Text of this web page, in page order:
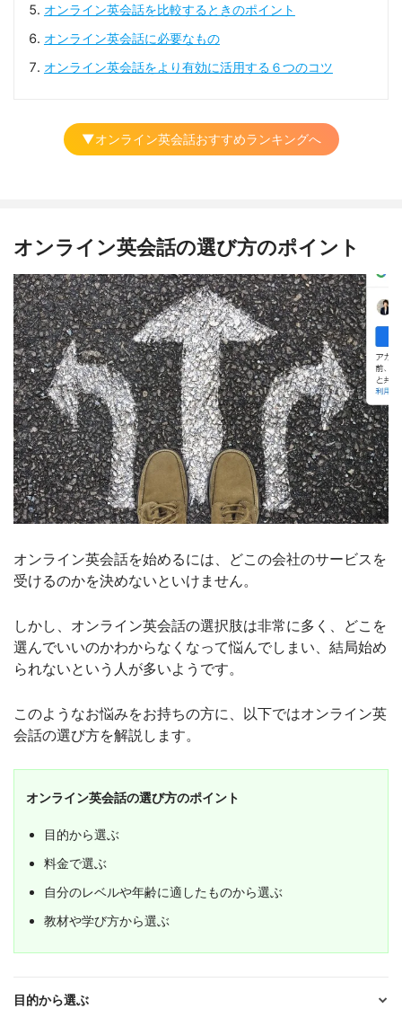
オンライン英会話を比較するときのポイント
オンライン英会話に必要なもの
オンライン英会話をより有効に活用する６つのコツ
▼オンライン英会話おすすめランキングへ
オンライン英会話の選び方のポイント
オンライン英会話を始めるには、どこの会社のサービスを
受けるのかを決めないといけません。
しかし、オンライン英会話の選択肢は非常に多く、どこを
選んでいいのかわからなくなって悩んでしまい、結局始め
られないという人が多いようです。
このようなお悩みをお持ちの方に、以下ではオンライン英
会話の選び方を解説します。
オンライン英会話の選び方のポイント
目的から選ぶ
料金で選ぶ
自分のレベルや年齢に適したものから選ぶ
教材や学び方から選ぶ
目的から選ぶ